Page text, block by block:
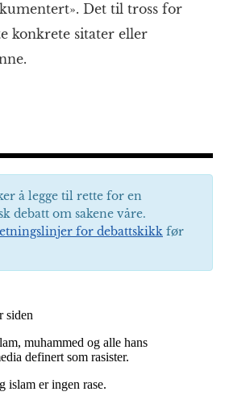
Det til tross for
konkrete sitater eller
å legge til rette for en
debatt om sakene våre.
for debattskikk før